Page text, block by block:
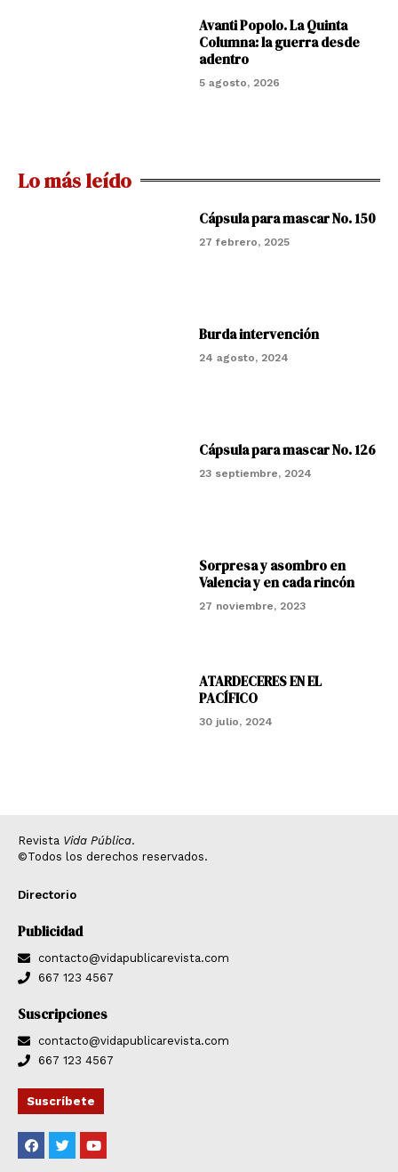
Avanti Popolo. La Quinta
Columna: la guerra desde
adentro
5 agosto, 2026
Lo más leído
Cápsula para mascar No. 150
27 febrero, 2025
Burda intervención
24 agosto, 2024
Cápsula para mascar No. 126
23 septiembre, 2024
Sorpresa y asombro en
Valencia y en cada rincón
27 noviembre, 2023
ATARDECERES EN EL
PACÍFICO
30 julio, 2024
Revista Vida Pública.
©Todos los derechos reservados.
Directorio
Publicidad
contacto@vidapublicarevista.com
667 123 4567
Suscripciones
contacto@vidapublicarevista.com
667 123 4567
Suscríbete
F
a
c
T
w
i
Y
o
u